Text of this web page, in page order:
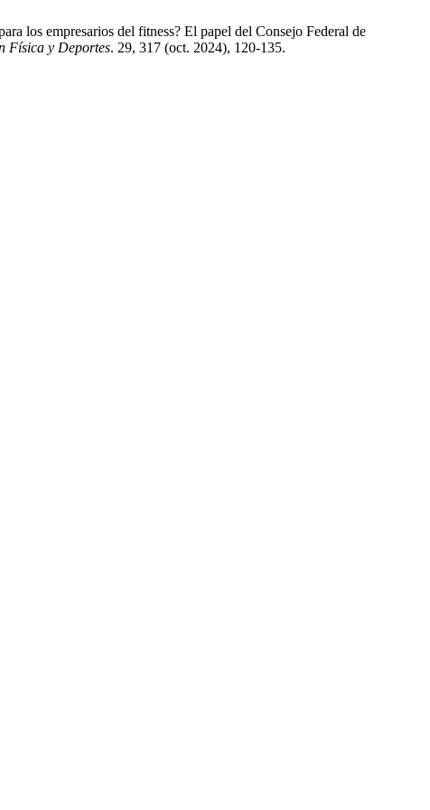
los empresarios del fitness? El papel del Consejo Federal de
Física y Deportes. 29, 317 (oct. 2024), 120-135.